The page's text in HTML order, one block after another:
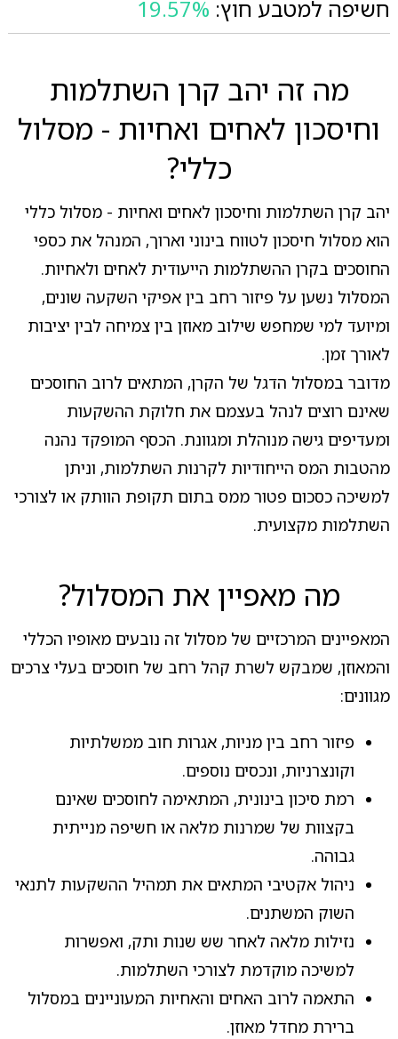
חשיפה למטבע חוץ: 19.57%
מה זה יהב קרן השתלמות
וחיסכון לאחים ואחיות - מסלול
כללי?
יהב קרן השתלמות וחיסכון לאחים ואחיות - מסלול כללי
הוא מסלול חיסכון לטווח בינוני וארוך, המנהל את כספי
החוסכים בקרן ההשתלמות הייעודית לאחים ולאחיות.
המסלול נשען על פיזור רחב בין אפיקי השקעה שונים,
ומיועד למי שמחפש שילוב מאוזן בין צמיחה לבין יציבות
לאורך זמן.
מדובר במסלול הדגל של הקרן, המתאים לרוב החוסכים
שאינם רוצים לנהל בעצמם את חלוקת ההשקעות
ומעדיפים גישה מנוהלת ומגוונת. הכסף המופקד נהנה
מהטבות המס הייחודיות לקרנות השתלמות, וניתן
למשיכה כסכום פטור ממס בתום תקופת הוותק או לצורכי
השתלמות מקצועית.
מה מאפיין את המסלול?
המאפיינים המרכזיים של מסלול זה נובעים מאופיו הכללי
והמאוזן, שמבקש לשרת קהל רחב של חוסכים בעלי צרכים
מגוונים:
פיזור רחב בין מניות, אגרות חוב ממשלתיות
וקונצרניות, ונכסים נוספים.
רמת סיכון בינונית, המתאימה לחוסכים שאינם
בקצוות של שמרנות מלאה או חשיפה מנייתית
גבוהה.
ניהול אקטיבי המתאים את תמהיל ההשקעות לתנאי
השוק המשתנים.
נזילות מלאה לאחר שש שנות ותק, ואפשרות
למשיכה מוקדמת לצורכי השתלמות.
התאמה לרוב האחים והאחיות המעוניינים במסלול
ברירת מחדל מאוזן.